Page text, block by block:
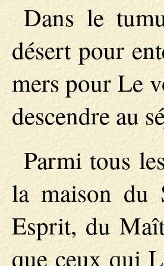
Dans le
désert pour
mers pour Le
descendre au
Parmi tous
la maison du
Esprit, du
que ceux qui